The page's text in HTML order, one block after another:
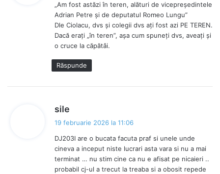
n
e
:
„Am fost astăzi în teren, alături de vicepreședintele
Adrian Petre și de deputatul Romeo Lungu”
Dle Ciolacu, dvs și colegii dvs ați fost azi PE TEREN.
Dacă erați „în teren”, așa cum spuneți dvs, aveați și
o cruce la căpătâi.
Răspunde
sile
p
n
e
:
19 februarie 2026 la 11:06
DJ203I are o bucata facuta praf si unele unde
cineva a inceput niste lucrari asta vara si nu a mai
terminat … nu stim cine ca nu e afisat pe nicaieri ..
probabil cj-ul a trecut la treaba si a obosit repede